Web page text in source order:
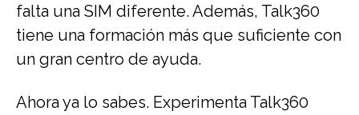
falta una SIM diferente. Además, Talk360
tiene una formación más que suficiente con
un gran centro de ayuda.
Ahora ya lo sabes. Experimenta Talk360